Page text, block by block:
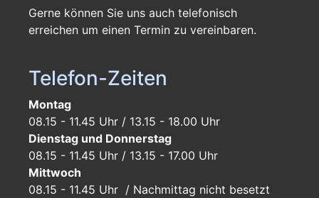
Gerne können Sie uns auch telefonisch
erreichen um einen Termin zu vereinbaren.
Telefon-Zeiten
Montag
08.15 - 11.45 Uhr / 13.15 - 18.00 Uhr
Dienstag und Donnerstag
08.15 - 11.45 Uhr / 13.15 - 17.00 Uhr
Mittwoch
08.15 - 11.45 Uhr / Nachmittag nicht besetzt